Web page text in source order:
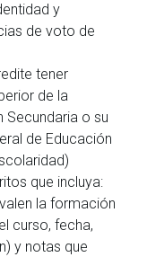
y
de voto de
tener
de la
Secundaria o su
de Educación
que incluya:
la formación
curso, fecha,
y notas que